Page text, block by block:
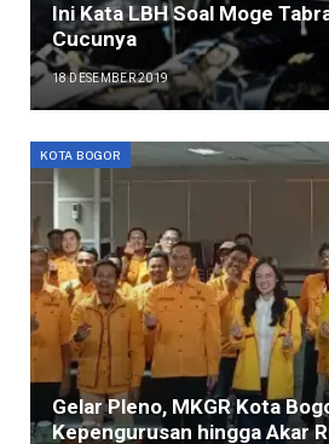
Ini Kata LBH Soal Moge
Cucunya
18 DESEMBER 2019
KOTA BOGOR
Gelar Pleno, MKGR Kota
Kepengurusan hingga Akar